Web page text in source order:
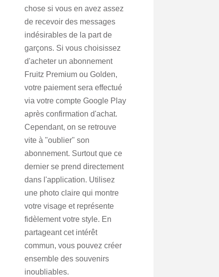
chose si vous en avez assez
de recevoir des messages
indésirables de la part de
garçons. Si vous choisissez
d'acheter un abonnement
Fruitz Premium ou Golden,
votre paiement sera effectué
via votre compte Google Play
après confirmation d'achat.
Cependant, on se retrouve
vite à "oublier" son
abonnement. Surtout que ce
dernier se prend directement
dans l'application. Utilisez
une photo claire qui montre
votre visage et représente
fidèlement votre style. En
partageant cet intérêt
commun, vous pouvez créer
ensemble des souvenirs
inoubliables.